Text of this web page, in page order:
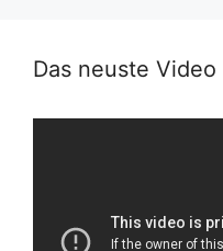
Das neuste Video